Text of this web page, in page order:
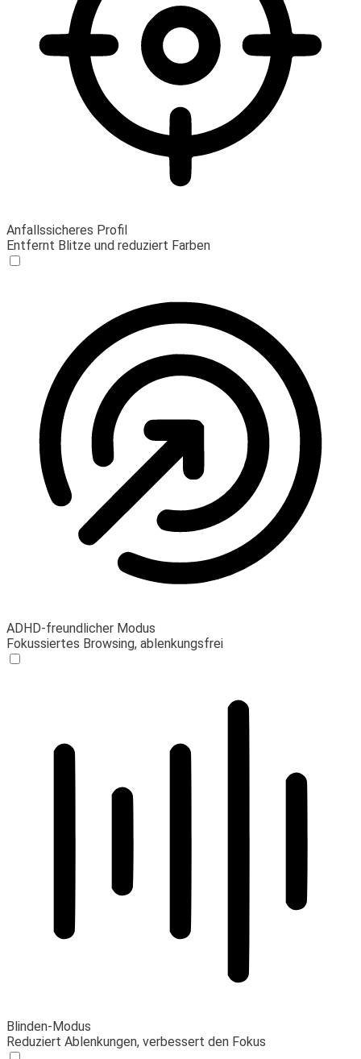
Anfallssicheres Profil
Entfernt Blitze und reduziert Farben
ADHD-freundlicher Modus
Fokussiertes Browsing, ablenkungsfrei
Blinden-Modus
Reduziert Ablenkungen, verbessert den Fokus